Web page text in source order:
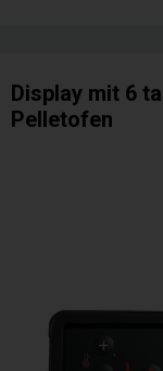
Display mit 6
Pelletofen